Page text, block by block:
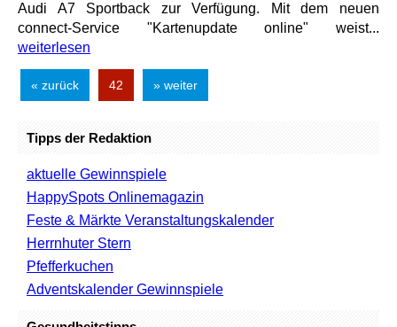
Audi A7 Sportback zur Verfügung. Mit dem neuen
connect-Service "Kartenupdate online" weist...
weiterlesen
« zurück 42 » weiter
Tipps der Redaktion
aktuelle Gewinnspiele
HappySpots Onlinemagazin
Feste & Märkte Veranstaltungskalender
Herrnhuter Stern
Pfefferkuchen
Adventskalender Gewinnspiele